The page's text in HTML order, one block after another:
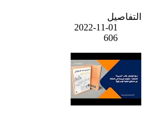
التفاصيل
2022-11-01
606